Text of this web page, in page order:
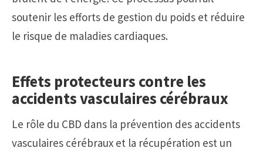
soutenir les efforts de gestion du poids et réduire
le risque de maladies cardiaques.
Effets protecteurs contre les
accidents vasculaires cérébraux
Le rôle du CBD dans la prévention des accidents
vasculaires cérébraux et la récupération est un